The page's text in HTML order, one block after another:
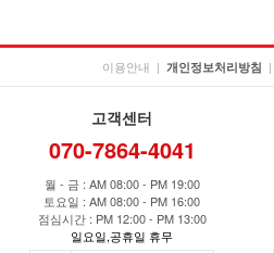
이용안내 | 개인정보처리방침 |
고객센터
070-7864-4041
월 - 금 : AM 08:00 - PM 19:00
토요일 : AM 08:00 - PM 16:00
점심시간 : PM 12:00 - PM 13:00
일요일,공휴일 휴무